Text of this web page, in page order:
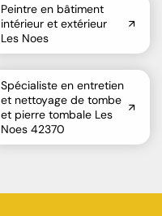
Peintre en bâtiment
intérieur et extérieur
Les Noes
Spécialiste en entretien
et nettoyage de tombe
et pierre tombale Les
Noes 42370